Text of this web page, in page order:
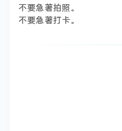
不要急著拍照。
不要急著打卡。